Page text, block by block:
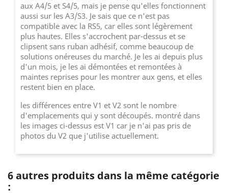
aux A4/5 et S4/5, mais je pense qu'elles fonctionnent
aussi sur les A3/S3. Je sais que ce n'est pas
compatible avec la RS5, car elles sont légèrement
plus hautes. Elles s'accrochent par-dessus et se
clipsent sans ruban adhésif, comme beaucoup de
solutions onéreuses du marché. Je les ai depuis plus
d'un mois, je les ai démontées et remontées à
maintes reprises pour les montrer aux gens, et elles
restent bien en place.
les différences entre V1 et V2 sont le nombre
d'emplacements qui y sont découpés. montré dans
les images ci-dessus est V1 car je n'ai pas pris de
photos du V2 que j'utilise actuellement.
6 autres produits dans la même catégorie
: